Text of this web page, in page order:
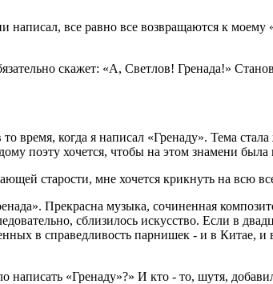
все равно все возвращаются к
скажет: «А, Светлов! Гренада!»
время, когда я написал «Гренаду». Тема
поэту хочется, чтобы на этом знамени была
старости, мне хочется крикнуть на
Прекрасна музыка, сочиненная
сблизилось искусство. Если в
в справедливость парнишек - и в Китае,
«Гренаду»?» И кто - то, шутя,